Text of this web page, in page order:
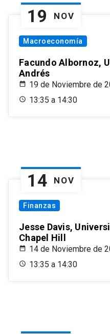
19 NOV
Macroeconomía
Facundo Albornoz,
Andrés
19 de Noviembre de
13:35 a 14:30
14 NOV
Finanzas
Jesse Davis,
Chapel Hill
14 de Noviembre de
13:35 a 14:30